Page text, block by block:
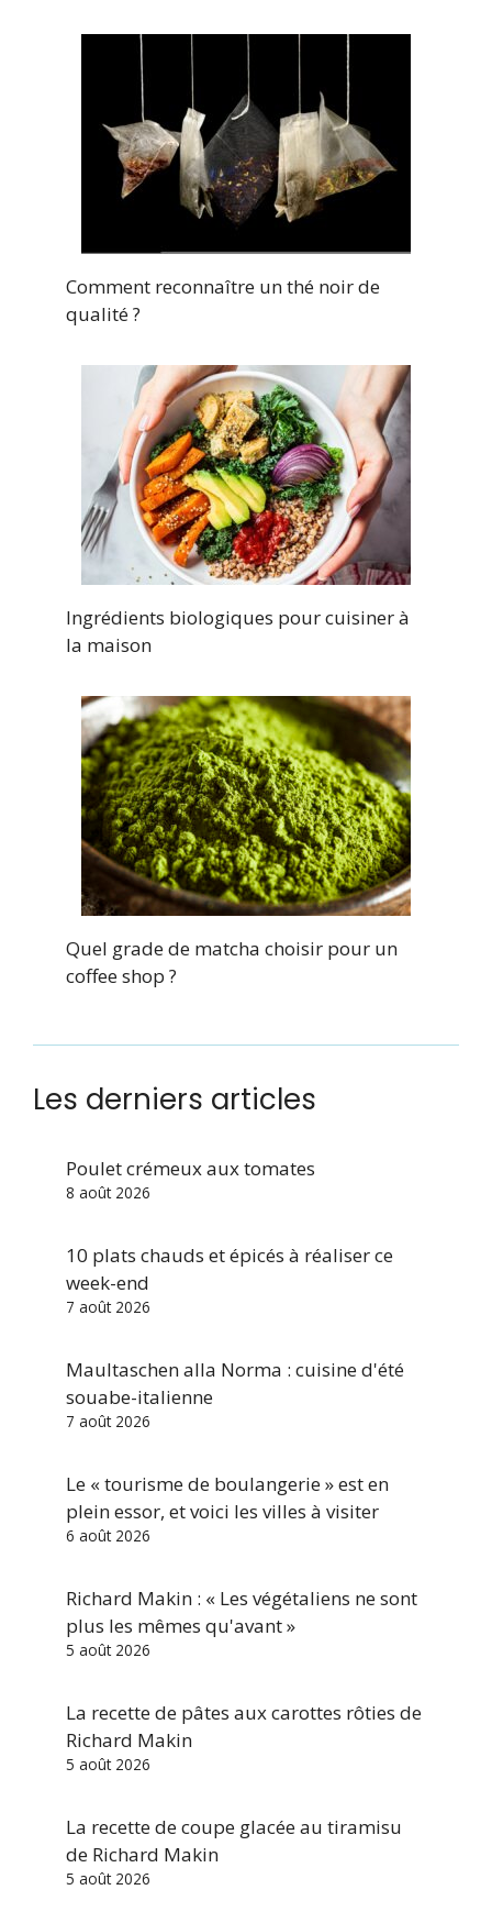
Comment reconnaître un thé noir de
qualité ?
Ingrédients biologiques pour cuisiner à
la maison
Quel grade de matcha choisir pour un
coffee shop ?
Les derniers articles
Poulet crémeux aux tomates
8 août 2026
10 plats chauds et épicés à réaliser ce
week-end
7 août 2026
Maultaschen alla Norma : cuisine d'été
souabe-italienne
7 août 2026
Le « tourisme de boulangerie » est en
plein essor, et voici les villes à visiter
6 août 2026
Richard Makin : « Les végétaliens ne sont
plus les mêmes qu'avant »
5 août 2026
La recette de pâtes aux carottes rôties de
Richard Makin
5 août 2026
La recette de coupe glacée au tiramisu
de Richard Makin
5 août 2026